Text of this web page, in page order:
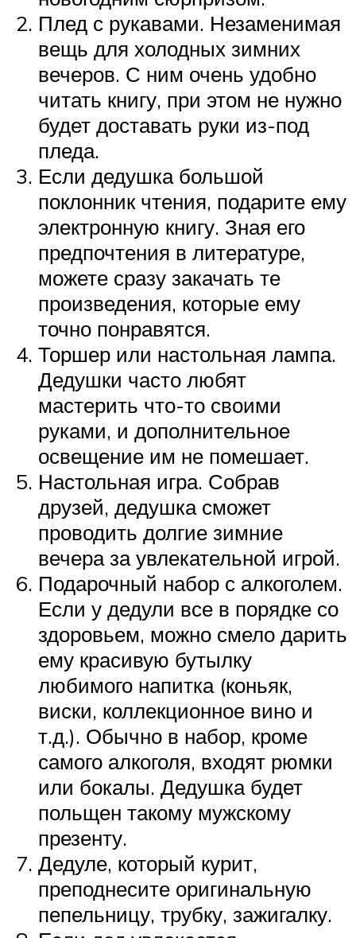
Плед с рукавами. Незаменимая
вещь для холодных зимних
вечеров. С ним очень удобно
читать книгу, при этом не нужно
будет доставать руки из-под
пледа.
Если дедушка большой
поклонник чтения, подарите ему
электронную книгу. Зная его
предпочтения в литературе,
можете сразу закачать те
произведения, которые ему
точно понравятся.
Торшер или настольная лампа.
Дедушки часто любят
мастерить что-то своими
руками, и дополнительное
освещение им не помешает.
Настольная игра. Собрав
друзей, дедушка сможет
проводить долгие зимние
вечера за увлекательной игрой.
Подарочный набор с алкоголем.
Если у дедули все в порядке со
здоровьем, можно смело дарить
ему красивую бутылку
любимого напитка (коньяк,
виски, коллекционное вино и
т.д.). Обычно в набор, кроме
самого алкоголя, входят рюмки
или бокалы. Дедушка будет
польщен такому мужскому
презенту.
Дедуле, который курит,
преподнесите оригинальную
пепельницу, трубку, зажигалку.